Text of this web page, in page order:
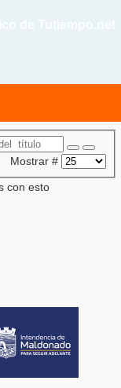
Mostrar #
con esto